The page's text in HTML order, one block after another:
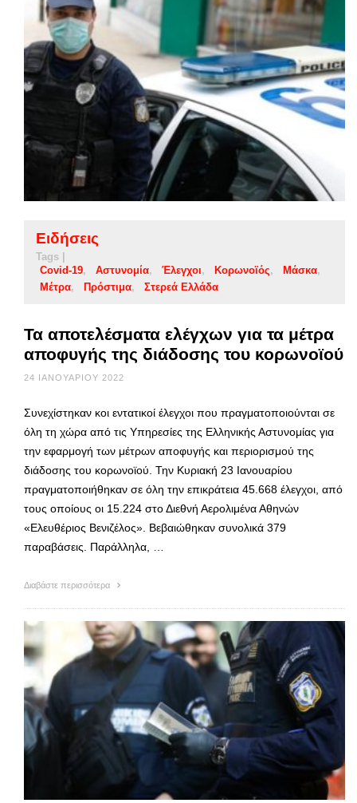
Ειδήσεις
Tags |
Covid-19
Αστυνομία Έλεγχοι Κορωνοϊός
Μάσκα
Μέτρα
Πρόστιμα Στερεά Ελλάδα
Τα αποτελέσματα ελέγχων για τα μέτρα
αποφυγής της διάδοσης του κορωνοϊού
24 ΙΑΝΟΥΑΡΊΟΥ 2022
Συνεχίστηκαν κοι εντατικοί έλεγχοι που πραγματοποιούνται σε
όλη τη χώρα από τις Υπηρεσίες της Ελληνικής Αστυνομίας για
την εφαρμογή των μέτρων αποφυγής και περιορισμού της
διάδοσης του κορωνοϊού. Την Κυριακή 23 Ιανουαρίου
πραγματοποιήθηκαν σε όλη την επικράτεια 45.668 έλεγχοι, από
τους οποίους οι 15.224 στο Διεθνή Αερολιμένα Αθηνών
«Ελευθέριος Βενιζέλος». Βεβαιώθηκαν συνολικά 379
παραβάσεις. Παράλληλα, …
Διαβάστε περισσότερα